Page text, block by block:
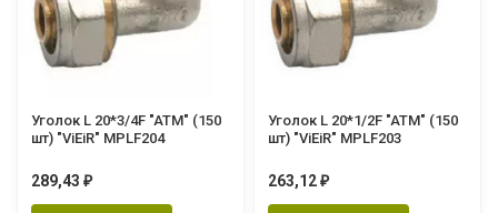
Уголок L 20*3/4F "ATM" (150
шт) "ViEiR" MPLF204
289,43 ₽
Уголок L 20*1/2F "ATM" (150
шт) "ViEiR" MPLF203
263,12 ₽